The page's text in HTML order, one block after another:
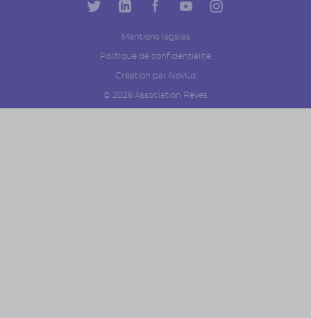
Mentions légales
Politique de confidentialité
Création par Novius
© 2026 Association Rêves